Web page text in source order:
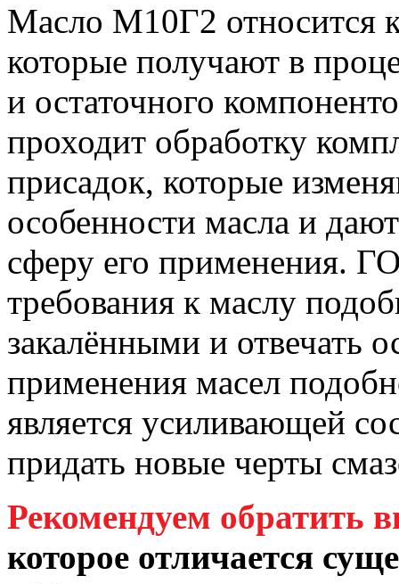
Масло М10Г2 относится
которые получают в
и остаточного
проходит обработку
присадок, которые
особенности масла и
сферу его применения.
требования к маслу
закалёнными и отвечать
применения масел
является усиливающей
придать новые черты
Рекомендуем обратить
которое отличается